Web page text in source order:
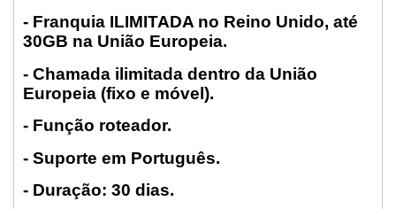
- Franquia ILIMITADA no Reino Unido, até
30GB na União Europeia.
- Chamada ilimitada dentro da União
Europeia (fixo e móvel).
- Função roteador.
- Suporte em Português.
- Duração: 30 dias.